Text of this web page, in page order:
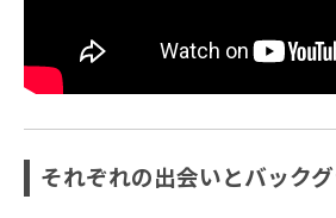
それぞれの出会いとバック